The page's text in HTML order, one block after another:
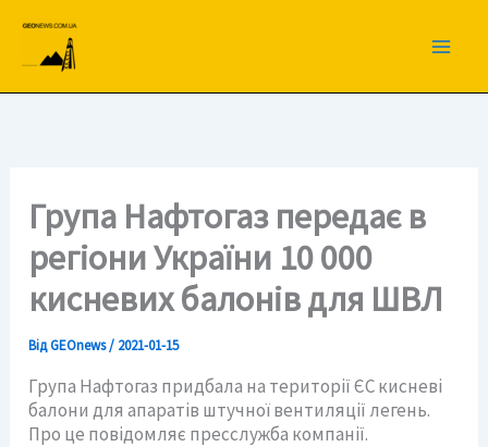
вмісту
Група Нафтогаз передає в
регіони України 10 000
кисневих балонів для ШВЛ
ВідGEOnews/ 2021-01-15
Група Нафтогаз придбала на території ЄС кисневі
балони для апаратів штучної вентиляції легень.
Про це повідомляє пресслужба компанії.